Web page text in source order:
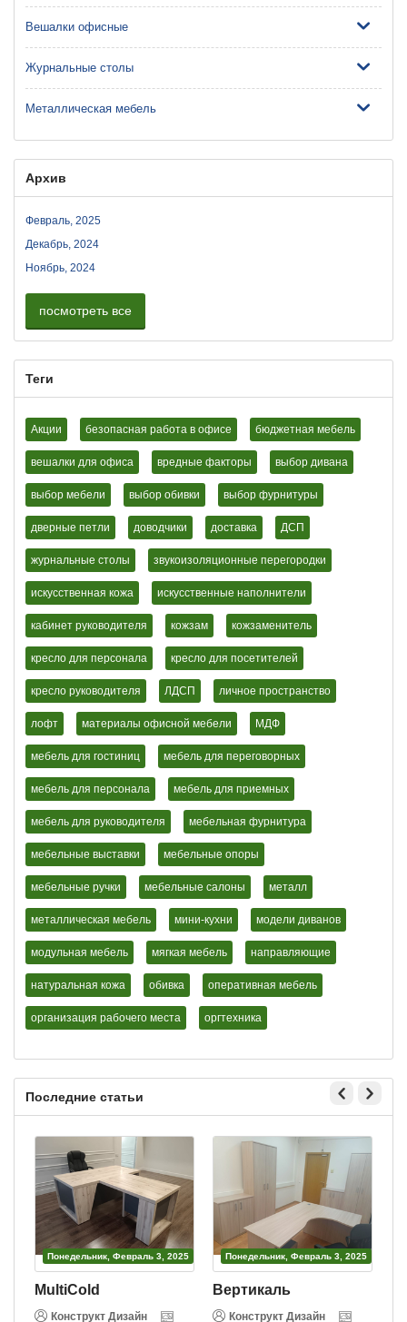
Вешалки офисные
Журнальные столы
Металлическая мебель
Архив
Февраль, 2025
Декабрь, 2024
Ноябрь, 2024
посмотреть все
Теги
Акции безопасная работа в офисе бюджетная мебель
вешалки для офиса вредные факторы выбор дивана
выбор мебели выбор обивки выбор фурнитуры
дверные петли доводчики доставка ДСП
журнальные столы звукоизоляционные перегородки
искусственная кожа искусственные наполнители
кабинет руководителя кожзам кожзаменитель
кресло для персонала кресло для посетителей
кресло руководителя ЛДСП личное пространство
лофт материалы офисной мебели МДФ
мебель для гостиниц мебель для переговорных
мебель для персонала мебель для приемных
мебель для руководителя мебельная фурнитура
мебельные выставки мебельные опоры
мебельные ручки мебельные салоны металл
металлическая мебель мини-кухни модели диванов
модульная мебель мягкая мебель направляющие
натуральная кожа обивка оперативная мебель
организация рабочего места оргтехника
Последние статьи
Понедельник, Февраль 3, 2025
MultiCold
Конструкт Дизайн
Понедельник, Февраль 3, 2025
Вертикаль
Конструкт Дизайн